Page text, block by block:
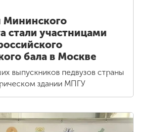
стали участницами
бала в Москве
выпускников педвузов страны
здании МПГУ